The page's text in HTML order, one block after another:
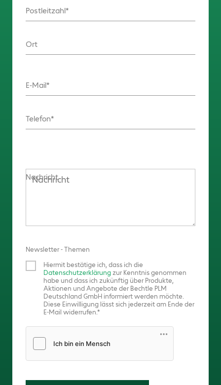
Postleitzahl
Ort
E-Mail
Telefon
Nachricht
Newsletter - Themen
Hiermit bestätige ich, dass ich die
Datenschutzerklärungzur Kenntnis genommen
habe und dass ich zukünftig über Produkte,
Aktionen und Angebote der Bechtle PLM
Deutschland GmbH informiert werden möchte.
Diese Einwilligung lässt sich jederzeit am Ende der
E-Mail widerrufen.